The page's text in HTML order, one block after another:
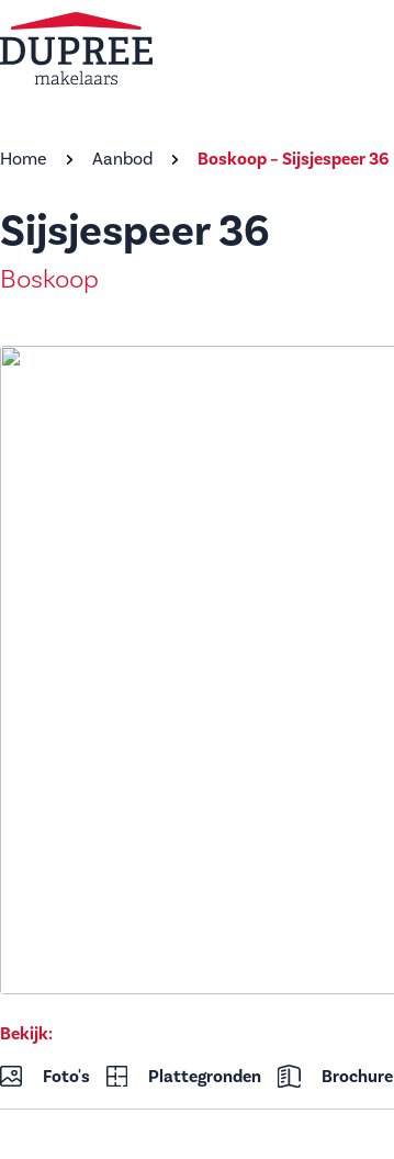
Home Aanbod Boskoop – Sijsjespeer 36
Sijsjespeer 36
Boskoop
Bekijk:
Foto's
Plattegronden Brochure